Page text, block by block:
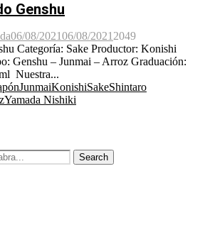
Genshu
06/08/202106/08/2021 2049
Categoría: Sake Productor: Konishi
Genshu – Junmai – Arroz Graduación:
Nuestra...
JunmaiKonishiSakeShintaro
Yamada Nishiki
Search